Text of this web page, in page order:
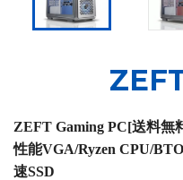
ZEFT Gaming PC[送料無
性能VGA/Ryzen CPU/
速SSD